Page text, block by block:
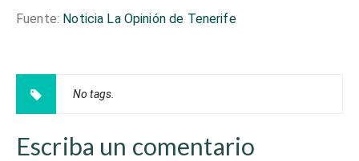
Fuente: Noticia La Opinión de Tenerife
No tags.
Escriba un comentario